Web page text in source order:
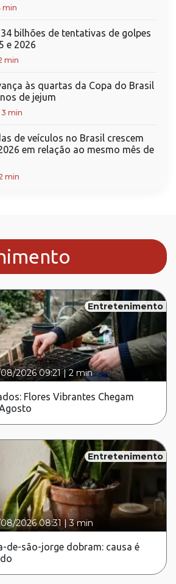
min
bilhões de tentativas de golpes
e 2026
min
às quartas da Copa do Brasil
de jejum
3 min
de veículos no Brasil crescem
em relação ao mesmo mês de
min
Entretenimento
2026 09:21|2 min
Flores Vibrantes Chegam
Entretenimento
2026 08:31 |3 min
de-são-jorge dobram: causa é